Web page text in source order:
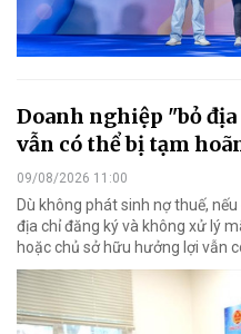
Doanh nghiệp "bỏ
vẫn có thể bị tạm
09/08/2026 11:00
Dù không phát sinh nợ thuế,
địa chỉ đăng ký và không xử lý
hoặc chủ sở hữu hưởng lợi vẫn